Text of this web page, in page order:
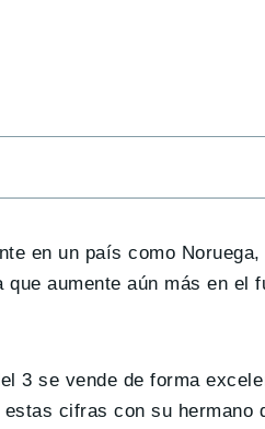
en un país como
aumente aún más en el
3 se vende de forma
estas cifras con su hermano